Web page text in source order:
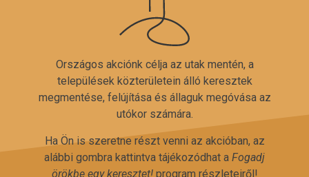
Országos akciónk célja az utak mentén, a
települések közterületein álló keresztek
megmentése, felújítása és állaguk megóvása az
utókor számára.
Ha Ön is szeretne részt venni az akcióban, az
alábbi gombra kattintva tájékozódhat a Fogadj
örökbe egy keresztet!program részleteiről!